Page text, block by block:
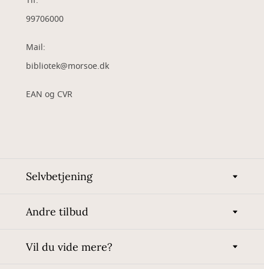
99706000
Mail:
bibliotek@morsoe.dk
EAN og CVR
Selvbetjening
Andre tilbud
Vil du vide mere?